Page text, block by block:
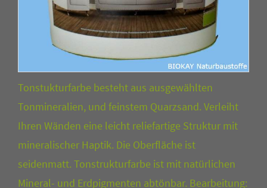
Tonstukturfarbe besteht aus ausgewählten
Tonmineralien, und feinstem Quarzsand. Verleiht
Ihren Wänden eine leicht reliefartige Struktur mit
mineralischer Haptik. Die Oberfläche ist
seidenmatt. Tonstrukturfarbe ist mit natürlichen
Mineral- und Erdpigmenten abtönbar. Bearbeitung: